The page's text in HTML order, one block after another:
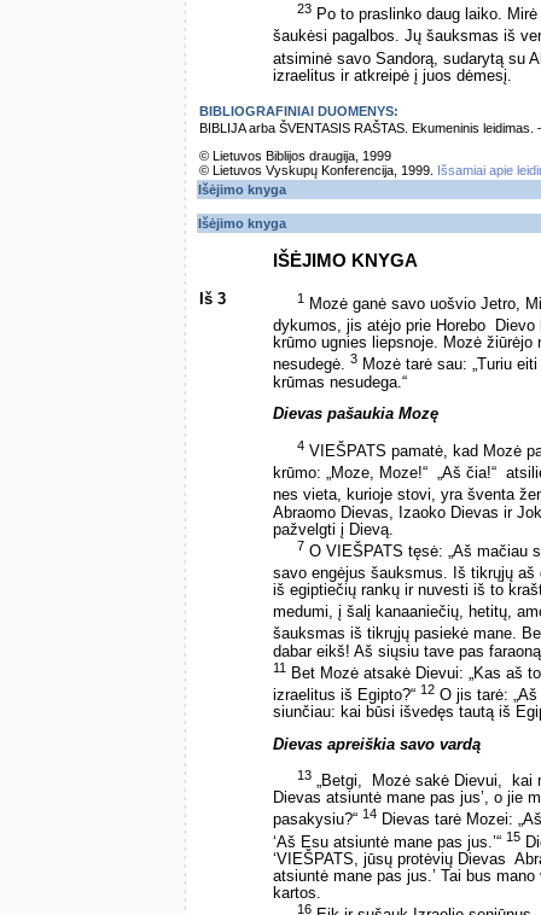
23 Po to praslinko daug laiko.
šaukėsi pagalbos. Jų šauksmas iš
atsiminė savo Sandorą, sudarytą su
izraelitus ir atkreipė į juos dėmesį.
BIBLIOGRAFINIAI DUOMENYS:
BIBLIJA arba ŠVENTASIS RAŠTAS. Ekumeninis
© Lietuvos Biblijos draugija, 1999
© Lietuvos Vyskupų Konferencija, 1999.
Išsamiai apie
Išėjimo knyga
Išėjimo knyga
IŠĖJIMO KNYGA
Iš 3 1
Mozė ganė savo uošvio Jetro,
dykumos, jis atėjo prie Horebo
krūmo ugnies liepsnoje. Mozė
nesudegė. 3 Mozė tarė sau: „Turiu
krūmas nesudega.“
Dievas pašaukia Mozę
4 VIEŠPATS pamatė, kad Mozė
krūmo: „Moze, Moze!“ ­ „Aš čia!“
nes vieta, kurioje stovi, yra šventa
Abraomo Dievas, Izaoko Dievas ir
pažvelgti į Dievą.
7 O VIEŠPATS tęsė: „Aš mačiau
savo engėjus šauksmus. Iš tikrųjų
iš egiptiečių rankų ir nuvesti iš to
medumi, į šalį kanaaniečių, hetitų,
šauksmas iš tikrųjų pasiekė mane.
dabar eikš! Aš siųsiu tave pas
11
Bet Mozė atsakė Dievui: „Kas aš
izraelitus iš Egipto?“ 12 O jis tarė:
siunčiau: kai būsi išvedęs tautą iš
Dievas apreiškia savo vardą
13 „Betgi, ­ Mozė sakė Dievui, ­ kai
Dievas atsiuntė mane pas jus’, o jie
pasakysiu?“ 14 Dievas tarė Mozei:
‘Aš Esu atsiuntė mane pas jus.’“ 15
‘VIEŠPATS, jūsų protėvių Dievas
atsiuntė mane pas jus.’ Tai bus
kartos.
16